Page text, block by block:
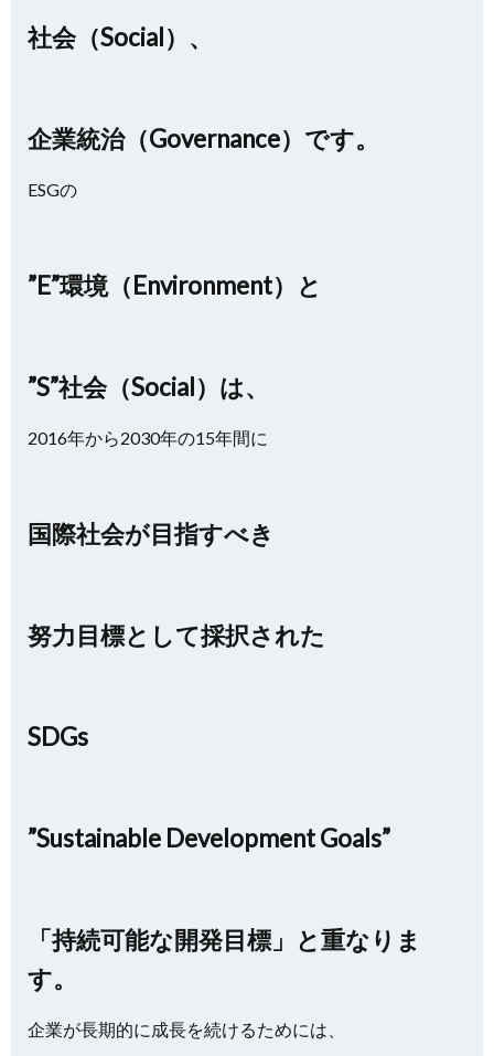
社会（Social）、
企業統治（Governance） です。
ESGの
”E”環境（Environment）と
”S”社会（Social）は、
2016年から2030年の15年間に
国際社会が目指すべき
努力目標として採択された
SDGs
”Sustainable Development Goals”
「持続可能な開発目標」と重なりま
す。
企業が長期的に成長を続けるためには、